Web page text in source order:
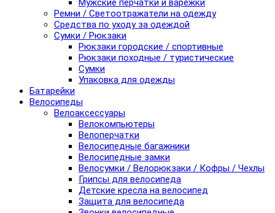
Мужские перчатки и варежки
Ремни / Светоотражатели на одежду
Средства по уходу за одеждой
Сумки / Рюкзаки
Рюкзаки городские / спортивные
Рюкзаки походные / туристические
Сумки
Упаковка для одежды
Батарейки
Велосипеды
Велоаксессуары
Велокомпьютеры
Велоперчатки
Велосипедные багажники
Велосипедные замки
Велосумки / Велорюкзаки / Кофры / Чехлы
Грипсы для велосипеда
Детские кресла на велосипед
Защита для велосипеда